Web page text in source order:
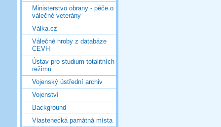
Ministerstvo obrany - péče o
válečné veterány
Válka.cz
Válečné hroby z databáze
CEVH
Ústav pro studium totalitních
režimů
Vojenský ústřední archiv
Vojenství
Background
Vlastenecká památná místa